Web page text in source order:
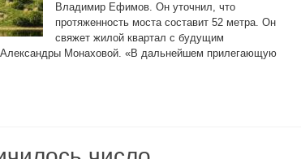
Владимир Ефимов. Он уточнил, что
протяженность моста составит 52 метра. Он
свяжет жилой квартал с будущим
Монаховой. «В дальнейшем прилегающую